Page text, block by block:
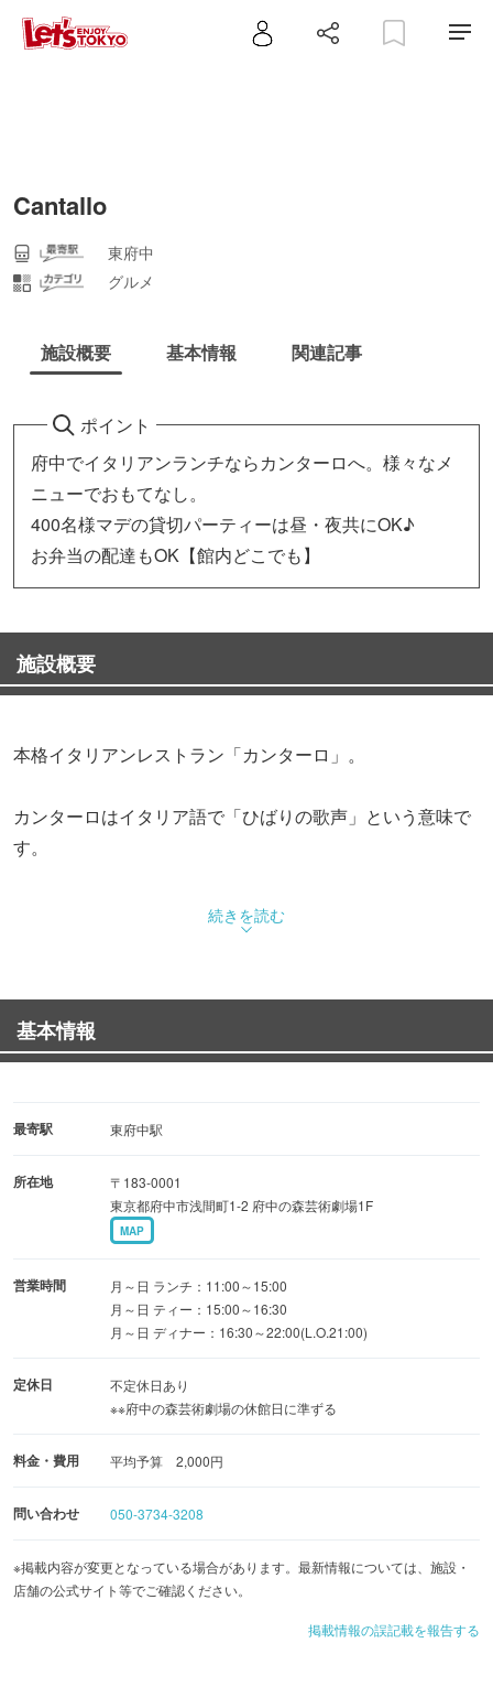
Cantallo
東府中
グルメ
施設概要 基本情報 関連記事
ポイント
府中でイタリアンランチならカンターロへ。様々なメ
ニューでおもてなし。
400名様マデの貸切パーティーは昼・夜共にOK♪
お弁当の配達もOK【館内どこでも】
施設概要
本格イタリアンレストラン「カンターロ」。
カンターロはイタリア語で「ひばりの歌声」という意味で
す。
カンターロの料理が奏でるハーモニーにぜひ舌鼓して下さ
また、府中の友好都市ウィーンのワインが楽しめます。
府中の森メンバーズの方は10％割引。
各種パーティー
公演の打ち上げ
平成の間での大規模レセプション
～全て対応いたしております～
続きを読む
基本情報
最寄駅 東府中駅
所在地
〒183-0001
東京都府中市浅間町1-2 府中の森芸術劇場1F
MAP
営業時間
月～日 ランチ：11:00～15:00
月～日 ティー：15:00～16:30
月～日 ディナー：16:30～22:00(L.O.21:00)
定休日
不定休日あり
※※府中の森芸術劇場の休館日に準ずる
料金・費用 平均予算 2,000円
問い合わせ 050-3734-3208
※掲載内容が変更となっている場合があります。最新情報については、施設・
店舗の公式サイト等でご確認ください。
掲載情報の誤記載を報告する